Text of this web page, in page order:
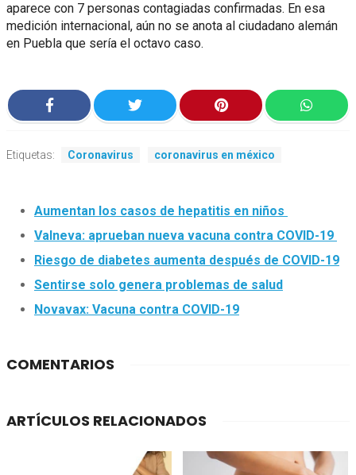
aparece con 7 personas contagiadas confirmadas. En esa
medición internacional, aún no se anota al ciudadano alemán
en Puebla que sería el octavo caso.
Etiquetas: Coronavirus coronavirus en méxico
Aumentan los casos de hepatitis en niños
Valneva: aprueban nueva vacuna contra COVID-19
Riesgo de diabetes aumenta después de COVID-19
Sentirse solo genera problemas de salud
Novavax: Vacuna contra COVID-19
COMENTARIOS
ARTÍCULOS RELACIONADOS